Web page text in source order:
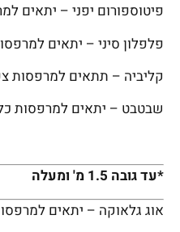
פיטוספורום יפני – יתאים
פלפלון סיני – יתאים
קליביה – תתאים למרפסות
שבטבט – יתאים למרפסות כל
*עד גובה 1.5 מ' ומעלה
אוג גלאוקה – יתאים